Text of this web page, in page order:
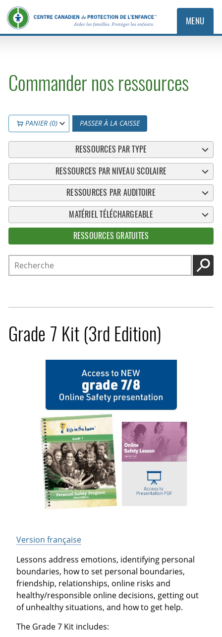
MENU
Commander nos ressources
PANIER (0) PASSER À LA CAISSE
RESSOURCES PAR TYPE
RESSOURCES PAR NIVEAU SCOLAIRE
RESSOURCES PAR AUDITOIRE
MATÉRIEL TÉLÉCHARGEABLE
RESSOURCES GRATUITES
Recherche
Grade 7 Kit (3rd Edition)
Version française
Lessons address emotions, identifying personal
boundaries, how to set personal boundaries,
friendship, relationships, online risks and
healthy/responsible online decisions, getting out
of unhealthy situations, and how to get help.
The Grade 7 Kit includes: